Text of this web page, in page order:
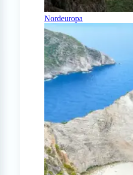
Nordeuropa